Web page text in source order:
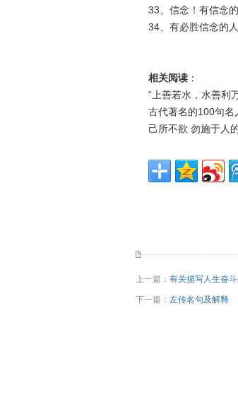
33、信念！有信念
34、有必胜信念的
相关阅读 ：
“上善若水，水善利
古代著名的100句名
己所不欲 勿施于人
上一篇： 有关描写人生奋
下一篇： 左传名句及解释